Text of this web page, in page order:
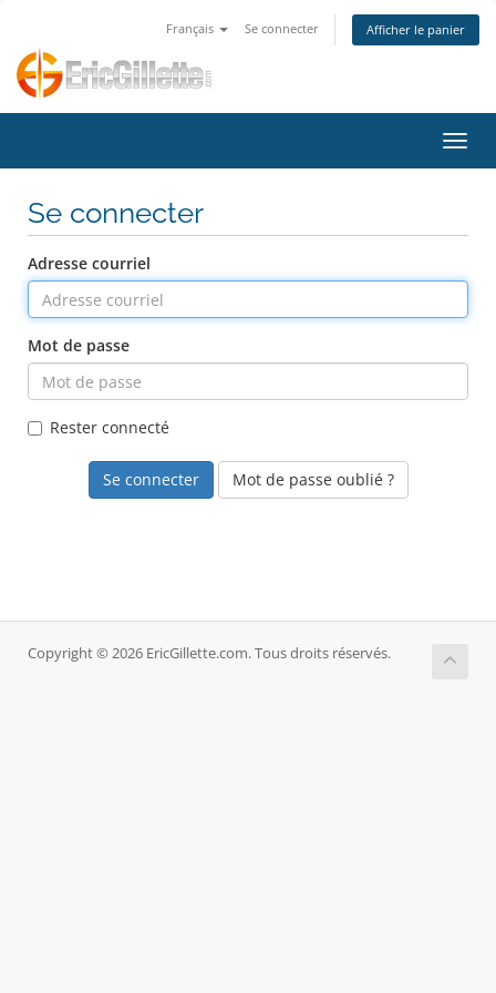
Français Se connecter Afficher le panier
Se connecter
Adresse courriel
Mot de passe
Rester connecté
Mot de passe oublié ?
Copyright © 2026 EricGillette.com. Tous droits réservés.